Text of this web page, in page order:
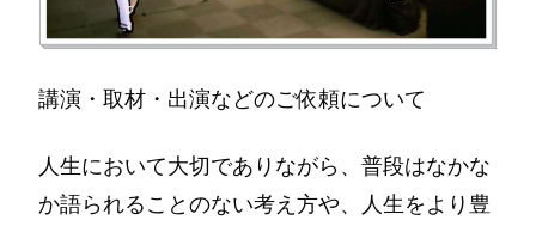
講演・取材・出演などのご依頼について
人生において大切でありながら、普段はなかな
か語られることのない考え方や、人生をより豊